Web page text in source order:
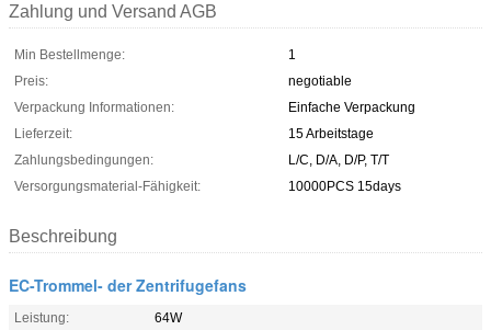
Zahlung und Versand AGB
Min Bestellmenge:
1
Preis:
negotiable
Verpackung Informationen:
Einfache Verpackung
Lieferzeit:
15 Arbeitstage
Zahlungsbedingungen:
L/C, D/A, D/P, T/T
Versorgungsmaterial-Fähigkeit:
10000PCS 15days
Beschreibung
EC-Trommel- der Zentrifugefans
Leistung:
64W